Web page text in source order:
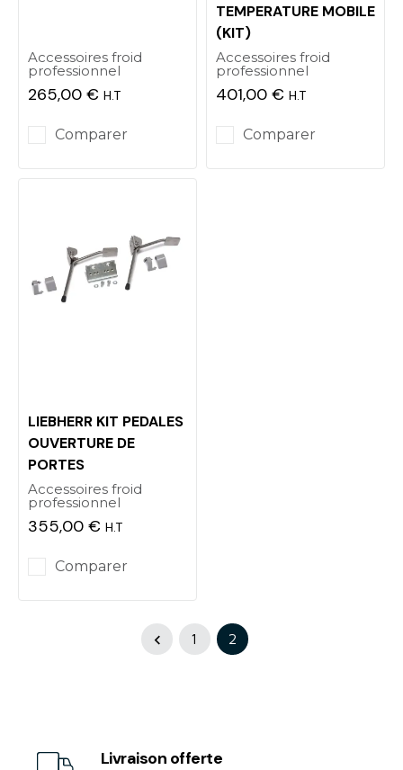
Accessoires froid
professionnel
265,00 € H.T
Comparer
TEMPERATURE MOBILE
(KIT)
Accessoires froid
professionnel
401,00 € H.T
Comparer
LIEBHERR KIT PEDALES
OUVERTURE DE
PORTES
Accessoires froid
professionnel
355,00 € H.T
Comparer
 1 2
Livraison offerte